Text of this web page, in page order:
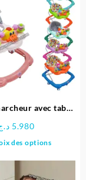
Les
options
être
choisies
sur
la
page
avec table
Love
5.980
des options